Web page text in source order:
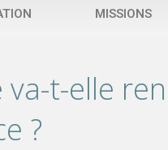
MISSIONS
va-t-elle
?